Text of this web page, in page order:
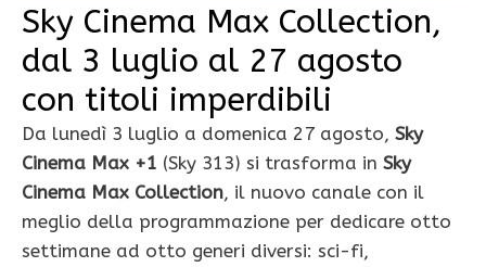
Sky Cinema Max Collection,
dal 3 luglio al 27 agosto
con titoli imperdibili
Da lunedì 3 luglio a domenica 27 agosto, Sky
Cinema Max +1 (Sky 313) si trasforma in Sky
Cinema Max Collection, il nuovo canale con il
meglio della programmazione per dedicare otto
settimane ad otto generi diversi: sci-fi,